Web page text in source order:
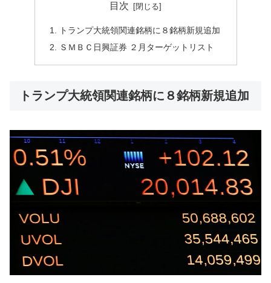
目次
トランプ大統領関連銘柄に８銘柄新規追加
ＳＭＢＣ日興証券 ２月ターゲットリスト
トランプ大統領関連銘柄に８銘柄新規追加